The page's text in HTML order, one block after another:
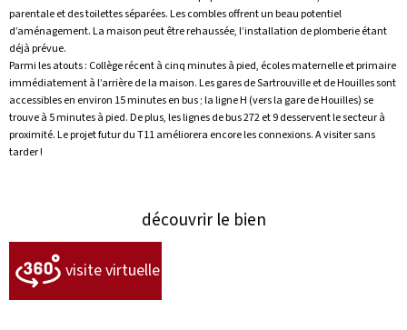
parentale et des toilettes séparées. Les combles offrent un beau potentiel
d’aménagement. La maison peut être rehaussée, l’installation de plomberie étant
déjà prévue.
Parmi les atouts : Collège récent à cinq minutes à pied, écoles maternelle et primaire
immédiatement à l’arrière de la maison. Les gares de Sartrouville et de Houilles sont
accessibles en environ 15 minutes en bus ; la ligne H (vers la gare de Houilles) se
trouve à 5 minutes à pied. De plus, les lignes de bus 272 et 9 desservent le secteur à
proximité. Le projet futur du T11 améliorera encore les connexions. A visiter sans
tarder !
découvrir le bien
visite virtuelle